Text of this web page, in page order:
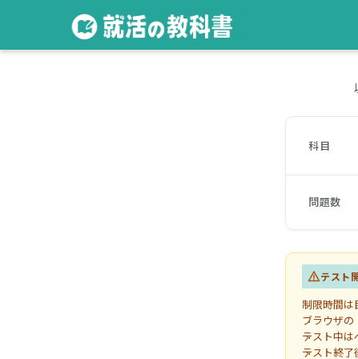
科目
問題数
テスト
制限時間は
ブラウザの
テスト中は
テスト終了